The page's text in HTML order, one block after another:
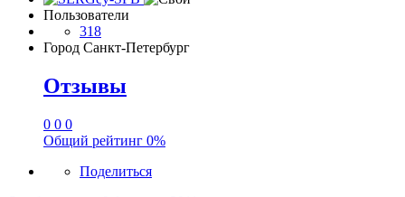
Пользователи
318
Город Санкт-Петербург
Отзывы
0 0 0
Общий рейтинг 0%
Поделиться